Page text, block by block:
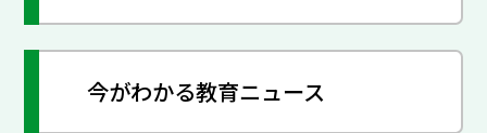
今がわかる教育ニュース